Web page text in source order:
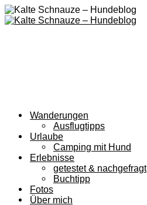
Wanderungen
Ausflugtipps
Urlaube
Camping mit Hund
Erlebnisse
getestet & nachgefragt
Buchtipp
Fotos
Über mich